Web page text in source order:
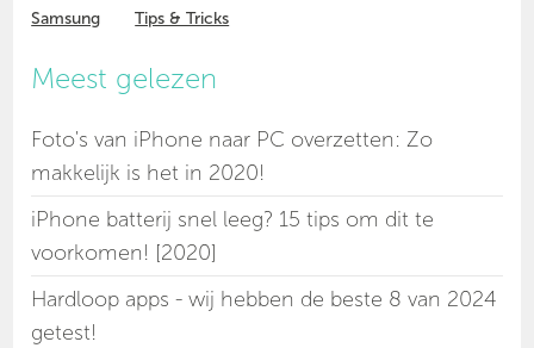
Samsung
Tips & Tricks
Meest gelezen
Foto's van iPhone naar PC overzetten: Zo
makkelijk is het in 2020!
iPhone batterij snel leeg? 15 tips om dit te
voorkomen! [2020]
Hardloop apps - wij hebben de beste 8 van 2024
getest!